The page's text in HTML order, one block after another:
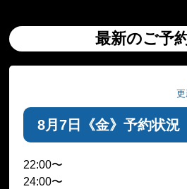
最新のご予
8月7日《金》予約状況
22:00〜
24:00〜